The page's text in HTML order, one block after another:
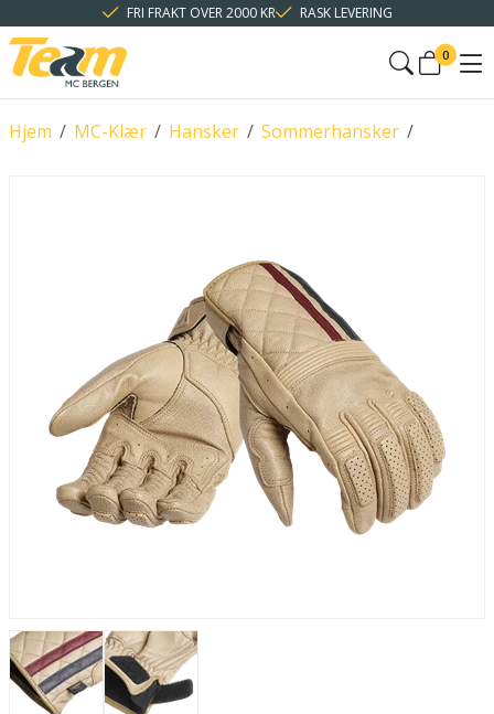
FRI FRAKT OVER 2000 KR RASK LEVERING
0
/
Hjem /
MC-Klær /
Hansker /
Sommerhansker